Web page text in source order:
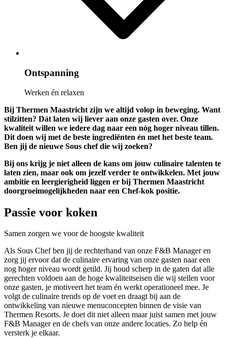
Ontspanning
Werken én relaxen
Bij Thermen Maastricht zijn we altijd volop in beweging. Want
stilzitten? Dát laten wij liever aan onze gasten over. Onze
kwaliteit willen we iedere dag naar een nóg hoger niveau tillen.
Dit doen wij met de beste ingrediënten én met het beste team.
Ben jij de nieuwe Sous chefdie wij zoeken?
Bij ons krijg je niet alleen de kans om jouw culinaire talenten te
laten zien, maar ook om jezelf verder te ontwikkelen. Met jouw
ambitie en leergierigheid liggen er bij Thermen Maastricht
doorgroeimogelijkheden naar een Chef-kok positie.
Passie voor koken
Samen zorgen we voor de hoogste kwaliteit
Als Sous Chef ben jij de rechterhand van onze F&B Manager en
zorg jij ervoor dat de culinaire ervaring van onze gasten naar een
nog hoger niveau wordt getild. Jij houd scherp in de gaten dat alle
gerechten voldoen aan de hoge kwaliteitseisen die wij stellen voor
onze gasten, je motiveert het team én werkt operationeel mee. Je
volgt de culinaire trends op de voet en draagt bij aan de
ontwikkeling van nieuwe menuconcepten binnen de visie van
Thermen Resorts. Je doet dit niet alleen maar juist samen met jouw
F&B Manager en de chefs van onze andere locaties. Zo help én
versterk je elkaar.